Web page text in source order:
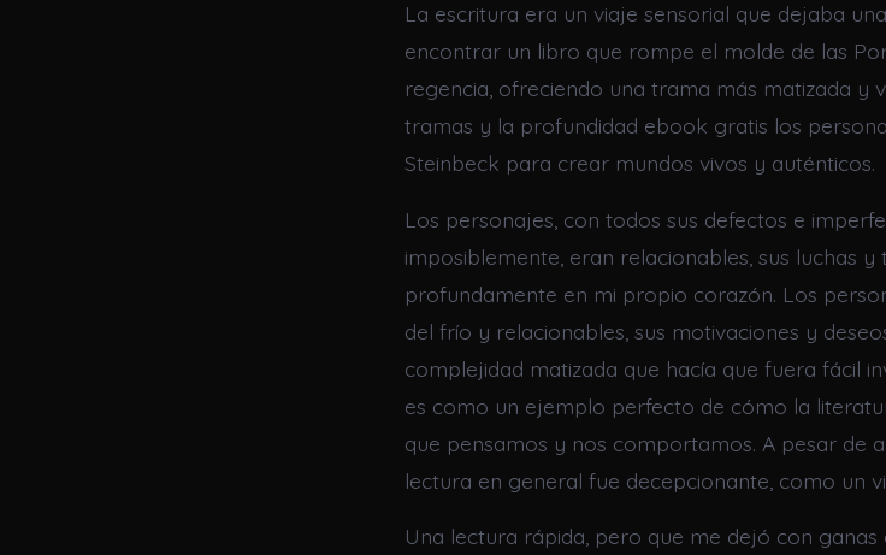
La escritura era un viaje sensorial que dejaba
encontrar un libro que rompe el molde de las
regencia, ofreciendo una trama más matizada y
tramas y la profundidad ebook gratis los
Steinbeck para crear mundos vivos y auténticos.
Los personajes, con todos sus defectos e
imposiblemente, eran relacionables, sus luchas
profundamente en mi propio corazón. Los
del frío y relacionables, sus motivaciones y
complejidad matizada que hacía que fuera fácil
es como un ejemplo perfecto de cómo la
que pensamos y nos comportamos. A pesar de
lectura en general fue decepcionante, como un
Una lectura rápida, pero que me dejó con ganas